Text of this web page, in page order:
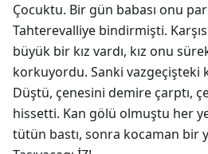
Çocuktu. Bir gün babası onu
Tahterevalliye bindirmişti.
büyük bir kız vardı, kız onu
korkuyordu. Sanki vazgeçişteki
Düştü, çenesini demire çarptı,
hissetti. Kan gölü olmuştu her
tütün bastı, sonra kocaman bir